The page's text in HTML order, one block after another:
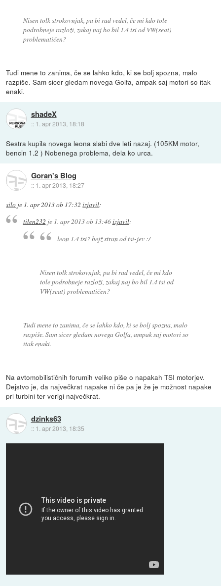
Nisen tolk strokovnjak, pa bi rad vedel, če mi kdo tole
podrobneje razloži, zakaj naj bo bil 1.4 tsi od VW(seat)
problematičen?
Tudi mene to zanima, če se lahko kdo, ki se bolj spozna, malo
razpiše. Sam sicer gledam novega Golfa, ampak saj motori so itak
enaki.
shadeX
:: 1. apr 2013, 18:18
Sestra kupila novega leona slabi dve leti nazaj. (105KM motor,
bencin 1.2 ) Nobenega problema, dela ko urca.
Goran's Blog
:: 1. apr 2013, 18:27
silo je 1. apr 2013 ob 17:32 izjavil:
tilen232je 1. apr 2013 ob 13:46izjavil:
leon 1.4 tsi? bejž stran od tsi-jev :/
Nisen tolk strokovnjak, pa bi rad vedel, če mi kdo
tole podrobneje razloži, zakaj naj bo bil 1.4 tsi od
VW(seat) problematičen?
Tudi mene to zanima, če se lahko kdo, ki se bolj spozna, malo
razpiše. Sam sicer gledam novega Golfa, ampak saj motori so
itak enaki.
Na avtomobilističnih forumih veliko piše o napakah TSI motorjev.
Dejstvo je, da največkrat napake ni če pa je že je možnost napake
pri turbini ter verigi največkrat.
dzinks63
:: 1. apr 2013, 18:35